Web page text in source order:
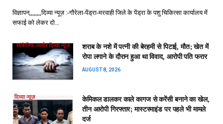
विज्ञापन,,,,,,,,दिव्या न्यूज़ :-गौरेला-पेंड्रा-मरवाही जिले के पेंड्रा के पशु चिकित्सा कार्यालय में
सफाई को लेकर दो…
शराब के नशे में पत्नी की बेरहमी से पिटाई, मौत; खेत में
रोपा लगाने के दौरान हुआ था विवाद, आरोपी पति फरार
AUGUST 8, 2026
केमिकल डालकर काले कागज से करेंसी बनाने का खेल,
तीन आरोपी गिरफ्तार; मास्टरमाइंड पर पहले भी मामले
दर्ज